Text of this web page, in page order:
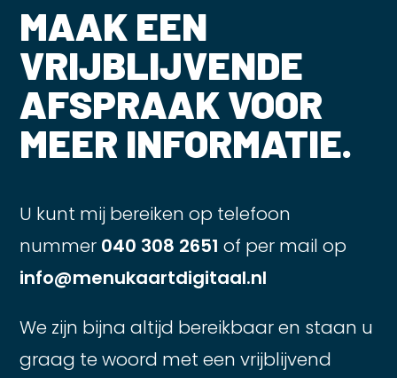
MAAK EEN
VRIJBLIJVENDE
AFSPRAAK VOOR
MEER INFORMATIE.
U kunt mij bereiken op telefoon
nummer 040 308 2651 of per mail op
info@menukaartdigitaal.nl
We zijn bijna altijd bereikbaar en staan u
graag te woord met een vrijblijvend